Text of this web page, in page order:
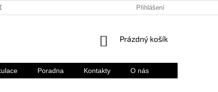
OTÁZKY REKLAMACE A
Přihlášení
NÁKUPNÍ
Prázdný košík
Poradna Kontakty O nás